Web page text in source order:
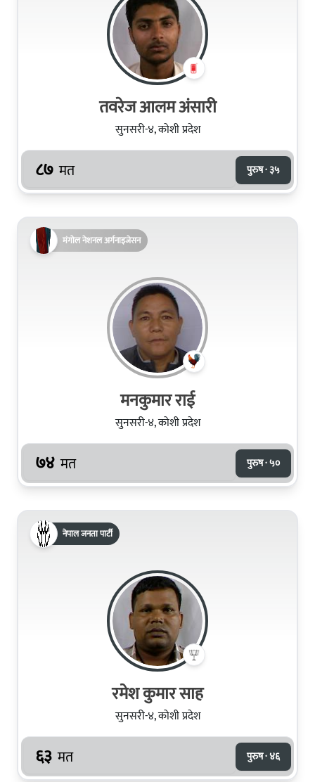
तवरेज आलम अंसारी
सुनसरी-४, कोशी प्रदेश
८७ मत पुरुष · ३५
मंगोल नेशनल अर्गनाइजेसन
मनकुमार राई
सुनसरी-४, कोशी प्रदेश
७४ मत पुरुष · ५०
नेपाल जनता पार्टी
रमेश कुमार साह
सुनसरी-४, कोशी प्रदेश
६३ मत पुरुष · ४६